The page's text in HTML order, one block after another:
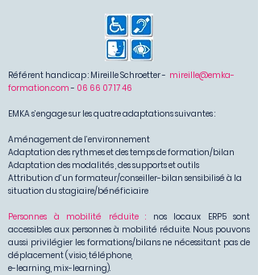
Référent handicap : Mireille Schroetter - mireille@emka-
formation.com - 06 66 07 17 46
EMKA s’engage sur les quatre adaptations suivantes :
Aménagement de l’environnement
Adaptation des rythmes et des temps de formation/bilan
Adaptation des modalités , des supports et outils
Attribution d’un formateur/conseiller-bilan sensibilisé à la
situation du stagiaire/bénéficiaire
Personnes à mobilité réduite : nos locaux ERP5 sont
accessibles aux personnes à mobilité réduite. Nous pouvons
aussi privilégier les formations/bilans ne nécessitant pas de
déplacement (visio, téléphone,
e-learning, mix-learning).